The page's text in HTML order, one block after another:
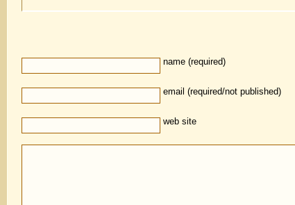
name (required)
email (required/not published)
web site